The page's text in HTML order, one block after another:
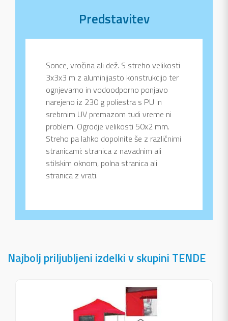
Predstavitev
Sonce, vročina ali dež. S streho velikosti
3x3x3 m z aluminijasto konstrukcijo ter
ognjevarno in vodoodporno ponjavo
narejeno iz 230 g poliestra s PU in
srebrnim UV premazom tudi vreme ni
problem. Ogrodje velikosti 50x2 mm.
Streho pa lahko dopolnite še z različnimi
stranicami: stranica z navadnim ali
stilskim oknom, polna stranica ali
stranica z vrati.
Najbolj priljubljeni izdelki v skupini TENDE